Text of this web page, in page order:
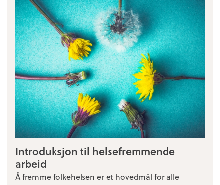
Introduksjon til helsefremmende
arbeid
Å fremme folkehelsen er et hovedmål for alle